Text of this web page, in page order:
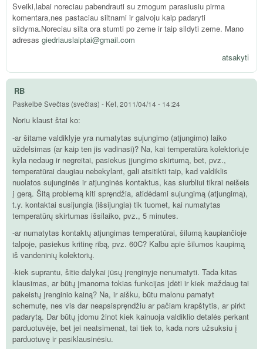
Sveiki,labai noreciau pabendrauti su zmogum parasiusiu pirma
komentara,nes pastaciau siltnami ir galvoju kaip padaryti
sildyma.Noreciau silta ora stumti po zeme ir taip sildyti zeme. Mano
adresas giedriauslaiptai@gmail.com
atsakyti
RB
Paskelbė Svečias (svečias) - Ket, 2011/04/14 - 14:24
Noriu klaust štai ko:
-ar šitame valdiklyje yra numatytas sujungimo (atjungimo) laiko
uždelsimas (ar kaip ten jis vadinasi)? Na, kai temperatūra kolektoriuje
kyla nedaug ir negreitai, pasiekus įjungimo skirtumą, bet, pvz.,
temperatūrai daugiau nebekylant, gali atsitikti taip, kad valdiklis
nuolatos sujunginės ir atjunginės kontaktus, kas siurbliui tikrai neišeis
į gerą. Šitą problemą kiti spręndžia, atidėdami sujungimą (atjungimą),
t.y. kontaktai susijungia (išsijungia) tik tuomet, kai numatytas
temperatūrų skirtumas išsilaiko, pvz., 5 minutes.
-ar numatytas kontaktų atjungimas temperatūrai, šilumą kaupiančioje
talpoje, pasiekus kritinę ribą, pvz. 60C? Kalbu apie šilumos kaupimą
iš vandeninių kolektorių.
-kiek suprantu, šitie dalykai jūsų įrenginyje nenumatyti. Tada kitas
klausimas, ar būtų įmanoma tokias funkcijas įdėti ir kiek maždaug tai
pakeistų įrenginio kainą? Na, ir aišku, būtu malonu pamatyt
schemutę, nes vis dar neapsispręndžiu ar pačiam krapštytis, ar pirkt
padarytą. Dar būtų įdomu žinot kiek kainuoja valdiklio detalės perkant
parduotuvėje, bet jei neatsimenat, tai tiek to, kada nors užsuksiu į
parduotuvę ir pasiklausinėsiu.